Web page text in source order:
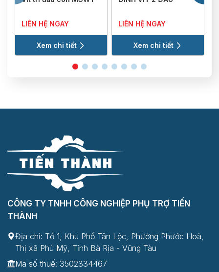
LIÊN HỆ NGAY
Xem chi tiết
LIÊN HỆ NGAY
Xem chi tiết
CÔNG TY TNHH CÔNG NGHIỆP PHỤ TRỢ TIẾN
THÀNH
Địa chỉ: Tổ 1, Khu Phố Tân Lộc, Phường Phước Hoà,
Thị xã Phú Mỹ, Tỉnh Bà Rịa - Vũng Tàu
Mã số thuế: 3502334467